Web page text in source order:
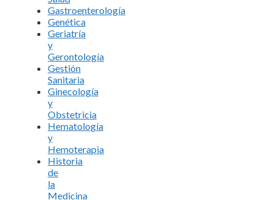
Gastroenterología
Genética
Geriatría
y
Gerontología
Gestión
Sanitaria
Ginecología
y
Obstetricia
Hematología
y
Hemoterapia
Historia
de
la
Medicina